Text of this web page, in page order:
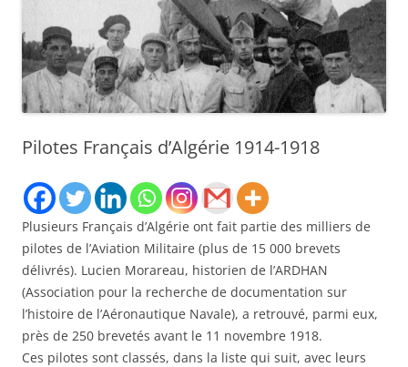
Pilotes Français d’Algérie 1914-1918
Plusieurs Français d’Algérie ont fait partie des milliers de
pilotes de l’Aviation Militaire (plus de 15 000 brevets
délivrés). Lucien Morareau, historien de l’ARDHAN
(Association pour la recherche de documentation sur
l’histoire de l’Aéronautique Navale), a retrouvé, parmi eux,
près de 250 brevetés avant le 11 novembre 1918.
Ces pilotes sont classés, dans la liste qui suit, avec leurs